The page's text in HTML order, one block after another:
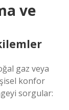
ve
gaz veya
konfor
sorgular: